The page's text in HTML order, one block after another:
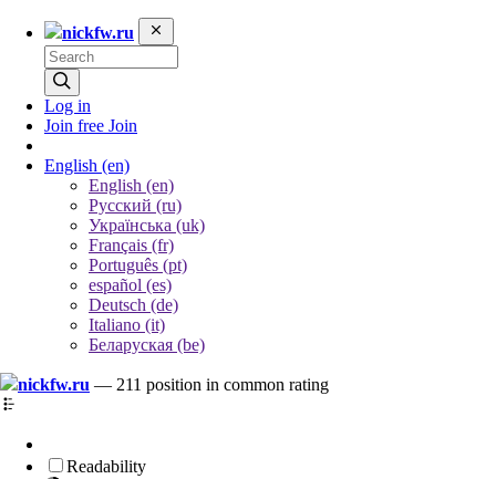
nickfw.ru
Log in
Join free Join
English (en)
English (en)
Русский (ru)
Українська (uk)
Français (fr)
Português (pt)
español (es)
Deutsch (de)
Italiano (it)
Беларуская (be)
nickfw.ru — 211 position in common rating
Readability